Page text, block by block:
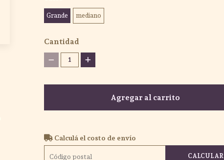
Grande mediano
Cantidad
1
Agregar al carrito
Calculá el costo de envío
CALCULAR